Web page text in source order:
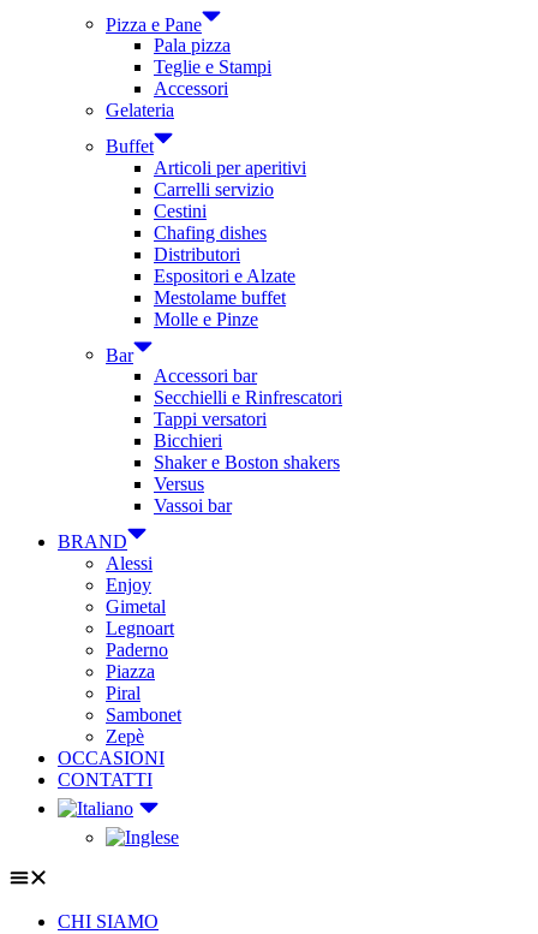
Pizza e Pane
Pala pizza
Teglie e Stampi
Accessori
Gelateria
Buffet
Articoli per aperitivi
Carrelli servizio
Cestini
Chafing dishes
Distributori
Espositori e Alzate
Mestolame buffet
Molle e Pinze
Bar
Accessori bar
Secchielli e Rinfrescatori
Tappi versatori
Bicchieri
Shaker e Boston shakers
Versus
Vassoi bar
BRAND
Alessi
Enjoy
Gimetal
Legnoart
Paderno
Piazza
Piral
Sambonet
Zepè
OCCASIONI
CONTATTI
CHI SIAMO